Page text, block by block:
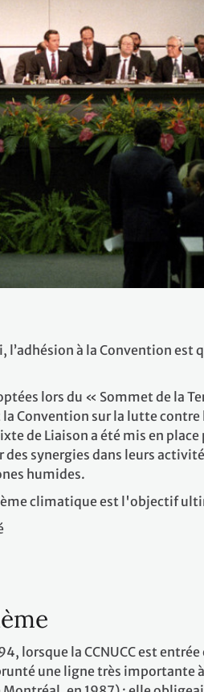
à la Convention est
lors du « Sommet de la
Convention sur la lutte
de Liaison a été mis en
synergies dans leurs
humides.
climatique est l'objectif
la CCNUCC est
une ligne très